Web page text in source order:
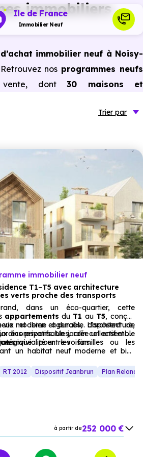
Ile de France
Immobilier Neuf
immobiliers
immobilier neuf à Noisy-
nos programmes neufs
vente, dont30 maisons et
, vous pouvez aussi bénéficier
:
PTZ, TVA réduite dans certains
réduits, bonnes performances
constructeur, etc.
Trier par
immobilier neuf
T1–T5 avec architecture
verts proche des transports
dans un éco-quartier, cette
appartements du T1 au T5, conçus
moderne et durable. L’architecture,
écoresponsables, crée un ensemble
et bien agencés, disposent de
privatifs. Un jardin collectif et un
convivialité entre voisins.
pour les familles ou les
un habitat neuf moderne et bien
RT 2012 Dispositif Jeanbrun Plan Relance
à partir de252 000 €